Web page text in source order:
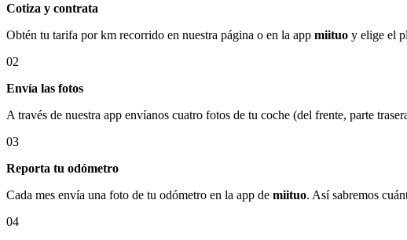
Cotiza y contrata
Obtén tu tarifa por km recorrido en nuestra página o en la app miituo y elige el
02
Envía las fotos
A través de nuestra app envíanos cuatro fotos de tu coche (del frente, parte
03
Reporta tu odómetro
Cada mes envía una foto de tu odómetro en la app de miituo. Así sabremos
04